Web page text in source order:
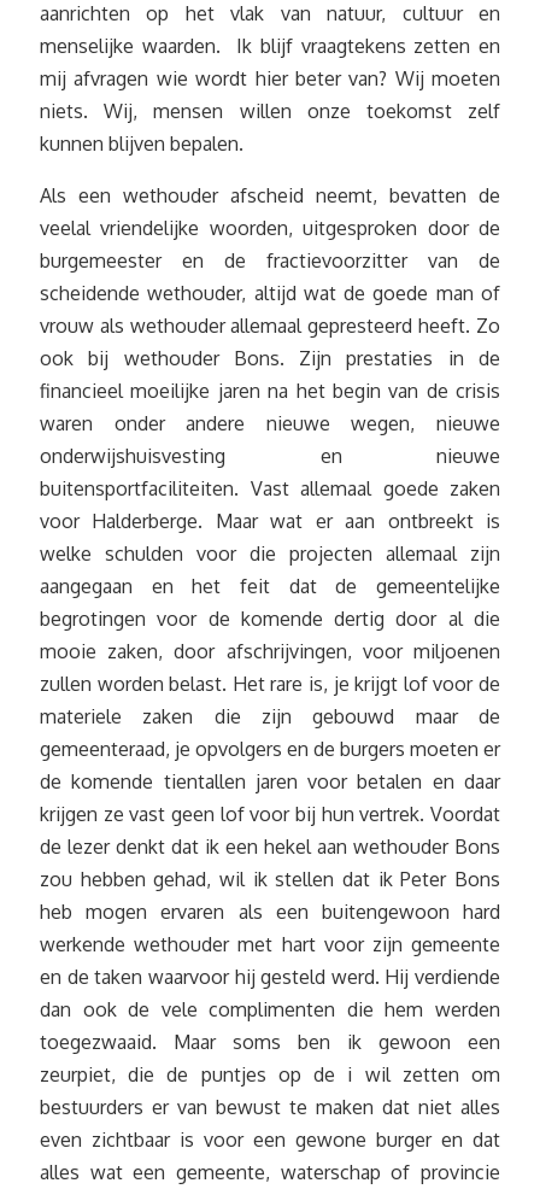
aanrichten op het vlak van natuur, cultuur en
menselijke waarden. Ik blijf vraagtekens zetten en
mij afvragen wie wordt hier beter van? Wij moeten
niets. Wij, mensen willen onze toekomst zelf
kunnen blijven bepalen.
Als een wethouder afscheid neemt, bevatten de
veelal vriendelijke woorden, uitgesproken door de
burgemeester en de fractievoorzitter van de
scheidende wethouder, altijd wat de goede man of
vrouw als wethouder allemaal gepresteerd heeft. Zo
ook bij wethouder Bons. Zijn prestaties in de
financieel moeilijke jaren na het begin van de crisis
waren onder andere nieuwe wegen, nieuwe
onderwijshuisvesting en nieuwe
buitensportfaciliteiten. Vast allemaal goede zaken
voor Halderberge. Maar wat er aan ontbreekt is
welke schulden voor die projecten allemaal zijn
aangegaan en het feit dat de gemeentelijke
begrotingen voor de komende dertig door al die
mooie zaken, door afschrijvingen, voor miljoenen
zullen worden belast. Het rare is, je krijgt lof voor de
materiele zaken die zijn gebouwd maar de
gemeenteraad, je opvolgers en de burgers moeten er
de komende tientallen jaren voor betalen en daar
krijgen ze vast geen lof voor bij hun vertrek. Voordat
de lezer denkt dat ik een hekel aan wethouder Bons
zou hebben gehad, wil ik stellen dat ik Peter Bons
heb mogen ervaren als een buitengewoon hard
werkende wethouder met hart voor zijn gemeente
en de taken waarvoor hij gesteld werd. Hij verdiende
dan ook de vele complimenten die hem werden
toegezwaaid. Maar soms ben ik gewoon een
zeurpiet, die de puntjes op de i wil zetten om
bestuurders er van bewust te maken dat niet alles
even zichtbaar is voor een gewone burger en dat
alles wat een gemeente, waterschap of provincie